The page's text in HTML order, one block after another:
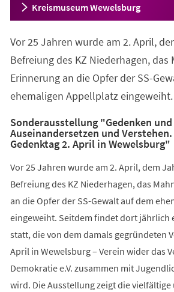
Kreismuseum Wewelsburg
Vor 25 Jahren wurde am 2. April,
Befreiung des KZ Niederhagen, das
Erinnerung an die Opfer der SS-
ehemaligen Appellplatz eingeweiht.
Sonderausstellung "Gedenken und
Auseinandersetzen und
Gedenktag 2. April in Wewelsburg"
Vor 25 Jahren wurde am 2. April, dem
Befreiung des KZ Niederhagen, das
an die Opfer der SS-Gewalt auf dem
eingeweiht. Seitdem findet dort jährlich
statt, die von dem damals gegründeten
April in Wewelsburg – Verein wider das
Demokratie e.V. zusammen mit
wird. Die Ausstellung zeigt die